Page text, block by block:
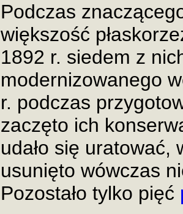
Podczas
większość
1892 r. siedem z
modernizowanego
r. podczas
zaczęto ich
udało się uratować,
usunięto wówczas
Pozostało tylko pięć